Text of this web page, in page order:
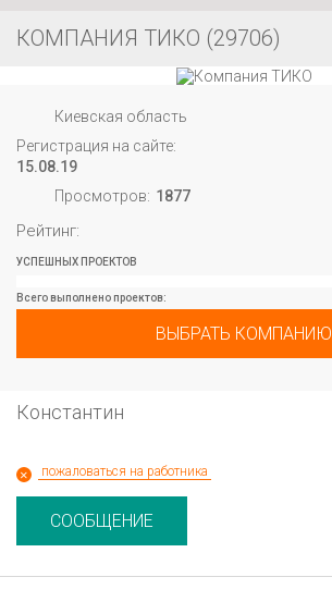
КОМПАНИЯ ТИКО (29706)
Киевская область
Регистрация на сайте:
15.08.19
Просмотров: 1877
Рейтинг:
УСПЕШНЫХ ПРОЕКТОВ
Вcего выполнено проектов:
ВЫБРАТЬ КОМПАНИЮ
Константин
пожаловаться на работника
СООБЩЕНИЕ